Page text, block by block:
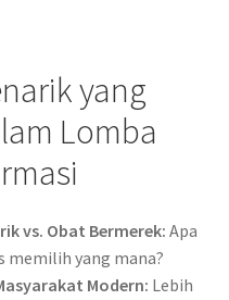
yang
Lomba
vs. Obat Bermerek: Apa
memilih yang mana?
Modern: Lebih